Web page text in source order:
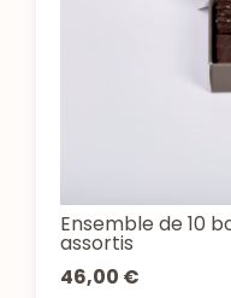
Ensemble de 10
assortis
46,00 €